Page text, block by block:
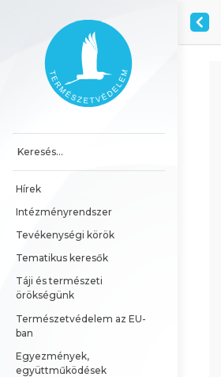
Főoldal
Hírek
Intézményrendszer
Tevékenységi körök
Tematikus keresők
Táji és természeti
örökségünk
Természetvédelem az EU-
ban
Egyezmények,
együttműködések